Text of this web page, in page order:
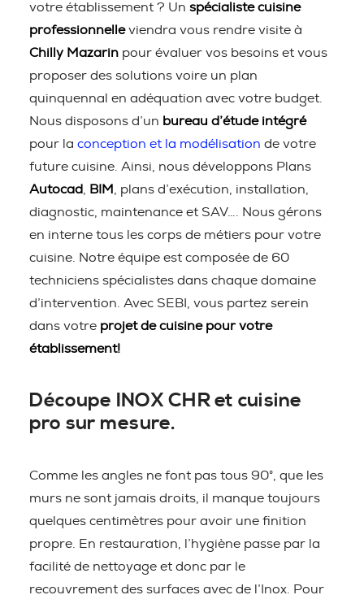
votre établissement ? Un spécialiste cuisine
professionnelleviendra vous rendre visite à
Chilly Mazarin pour évaluer vos besoins et vous
proposer des solutions voire un plan
quinquennal en adéquation avec votre budget.
Nous disposons d’un bureau d’étude intégré
pour la conception et la modélisation de votre
future cuisine. Ainsi, nous développons Plans
Autocad
BIM
, plans d’exécution, installation,
diagnostic, maintenance et SAV…. Nous gérons
en interne tous les corps de métiers pour votre
cuisine. Notre équipe est composée de 60
techniciens spécialistes dans chaque domaine
d’intervention. Avec SEBI, vous partez serein
dans votre projet de cuisine pour votre
établissement!
Découpe INOX CHR et cuisine
pro sur mesure.
Comme les angles ne font pas tous 90°, que les
murs ne sont jamais droits, il manque toujours
quelques centimètres pour avoir une finition
propre. En restauration, l’hygiène passe par la
facilité de nettoyage et donc par le
recouvrement des surfaces avec de l’Inox. Pour